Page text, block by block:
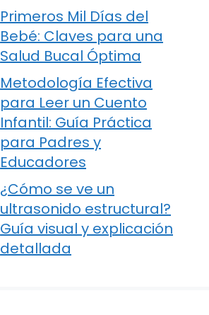
Primeros Mil Días del
Bebé: Claves para una
Salud Bucal Óptima
Metodología Efectiva
para Leer un Cuento
Infantil: Guía Práctica
para Padres y
Educadores
¿Cómo se ve un
ultrasonido estructural?
Guía visual y explicación
detallada